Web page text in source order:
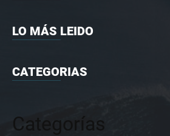
LO MÁS LEIDO
CATEGORIAS
Categorías